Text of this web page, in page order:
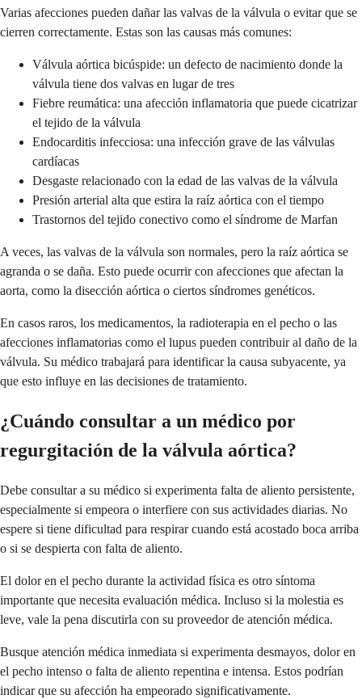
Varias afecciones pueden dañar las valvas de la válvula o evitar que se
cierren correctamente. Estas son las causas más comunes:
Válvula aórtica bicúspide: un defecto de nacimiento donde la
válvula tiene dos valvas en lugar de tres
Fiebre reumática: una afección inflamatoria que puede cicatrizar
el tejido de la válvula
Endocarditis infecciosa: una infección grave de las válvulas
cardíacas
Desgaste relacionado con la edad de las valvas de la válvula
Presión arterial alta que estira la raíz aórtica con el tiempo
Trastornos del tejido conectivo como el síndrome de Marfan
A veces, las valvas de la válvula son normales, pero la raíz aórtica se
agranda o se daña. Esto puede ocurrir con afecciones que afectan la
aorta, como la disección aórtica o ciertos síndromes genéticos.
En casos raros, los medicamentos, la radioterapia en el pecho o las
afecciones inflamatorias como el lupus pueden contribuir al daño de la
válvula. Su médico trabajará para identificar la causa subyacente, ya
que esto influye en las decisiones de tratamiento.
¿Cuándo consultar a un médico por
regurgitación de la válvula aórtica?
Debe consultar a su médico si experimenta falta de aliento persistente,
especialmente si empeora o interfiere con sus actividades diarias. No
espere si tiene dificultad para respirar cuando está acostado boca arriba
o si se despierta con falta de aliento.
El dolor en el pecho durante la actividad física es otro síntoma
importante que necesita evaluación médica. Incluso si la molestia es
leve, vale la pena discutirla con su proveedor de atención médica.
Busque atención médica inmediata si experimenta desmayos, dolor en
el pecho intenso o falta de aliento repentina e intensa. Estos podrían
indicar que su afección ha empeorado significativamente.